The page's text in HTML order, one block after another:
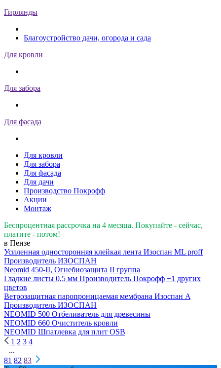
Гирлянды
Благоустройство дачи, огорода и сада
Для кровли
Для забора
Для фасада
Для кровли
Для забора
Для фасада
Для дачи
Производство Покрофф
Акции
Монтаж
Беспроцентная рассрочка на 4 месяца. Покупайте - сейчас,
платите - потом!
в Пензе
Усиленная односторонняя клейкая лента Изоспан ML proff
Производитель ИЗОСПАН
Neomid 450-II, Огнебиозащита II группа
Гладкие листы 0,5 мм Производитель Покрофф +1 других
цветов
Ветрозащитная паропроницаемая мембрана Изоспан A
Производитель ИЗОСПАН
NEOMID 500 Отбеливатель для древесины
NEOMID 660 Очиститель кровли
NEOMID Шпатлевка для плит OSB
1 2 3 4
...
81 82 83